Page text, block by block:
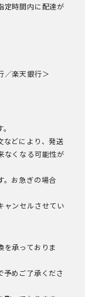
定時間内に配達が
／楽天銀行＞
などにより、発送
なくなる可能性が
。お急ぎの場合
ャンセルさせてい
を承っておりま
予めご了承くださ